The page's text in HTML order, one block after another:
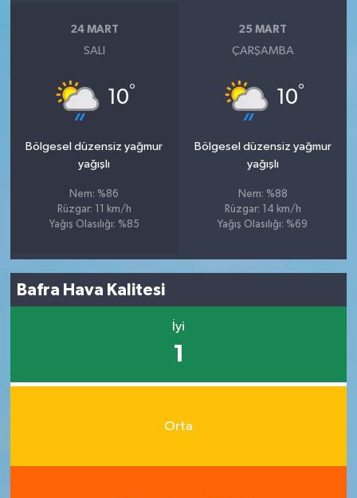
24 MART
SALI
10°
Bölgesel düzensiz yağmur
yağışlı
Nem: %86
Rüzgar: 11 km/h
Yağış Olasılığı: %85
25 MART
ÇARŞAMBA
10°
Bölgesel düzensiz yağmur
yağışlı
Nem: %88
Rüzgar: 14 km/h
Yağış Olasılığı: %69
Bafra Hava Kalitesi
İyi
1
Orta